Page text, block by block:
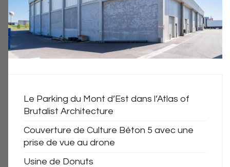
Le Parking du Mont d’Est dans l’Atlas of
Brutalist Architecture
Couverture de Culture Béton 5 avec une
prise de vue au drone
Usine de Donuts